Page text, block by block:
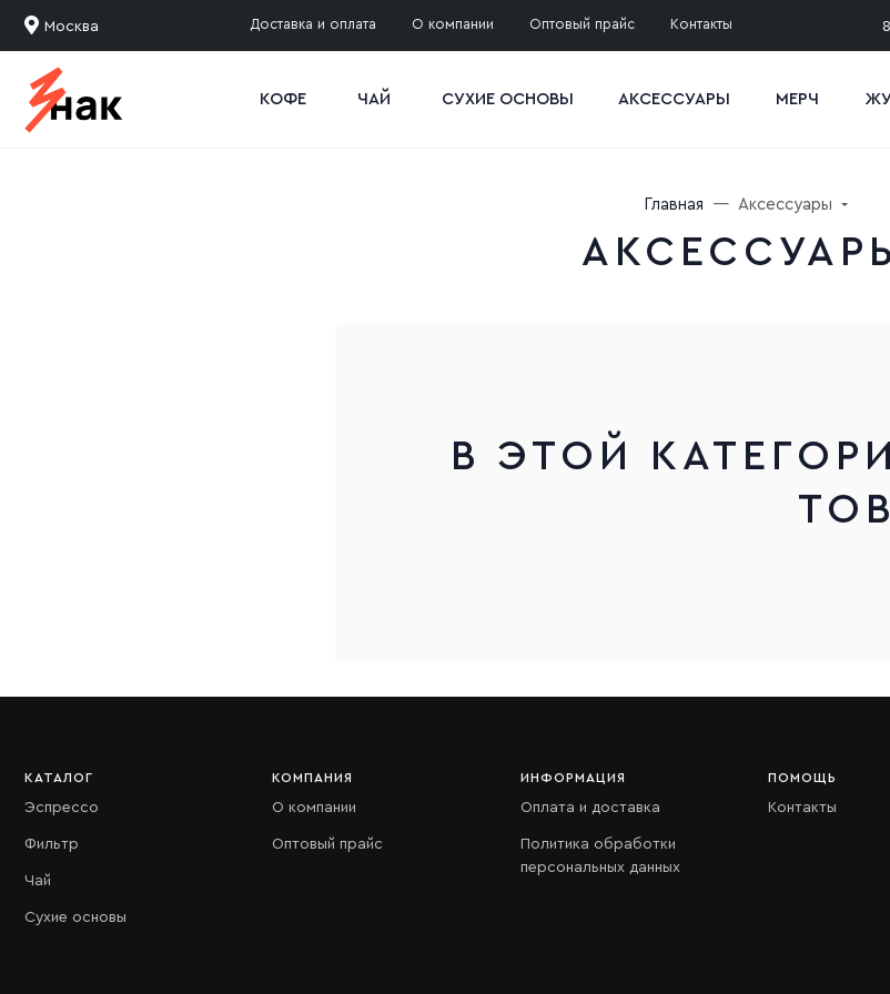
Москва Доставка и оплата О компании Оптовый прайс Контакты
КОФЕ ЧАЙ СУХИЕ ОСНОВЫ АКСЕССУАРЫ МЕРЧ
Главная Аксессуары
АКСЕССУАРЫ
В ЭТОЙ
КАТАЛОГ
Эспрессо
Фильтр
Чай
Сухие основы
КОМПАНИЯ
О компании
Оптовый прайс
ИНФОРМАЦИЯ
Оплата и доставка
Политика обработки
персональных данных
ПОМОЩЬ
Контакты